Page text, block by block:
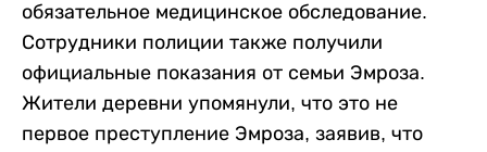
обязательное медицинское обследование.
Сотрудники полиции также получили
официальные показания от семьи Эмроза.
Жители деревни упомянули, что это не
первое преступление Эмроза, заявив, что